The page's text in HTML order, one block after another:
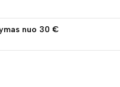
nuo 30 €